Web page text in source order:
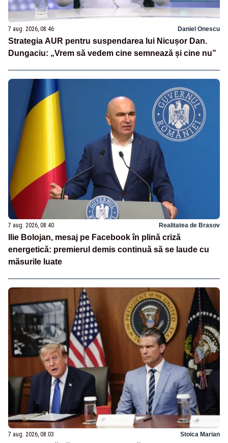
7 aug. 2026, 08:46 Daniel Onescu
Strategia AUR pentru suspendarea lui Nicușor Dan.
Dungaciu: „Vrem să vedem cine semnează și cine nu”
7 aug. 2026, 08:40 Realitatea de Brasov
Ilie Bolojan, mesaj pe Facebook în plină criză
energetică: premierul demis continuă să se laude cu
măsurile luate
7 aug. 2026, 08:03 Stoica Marian